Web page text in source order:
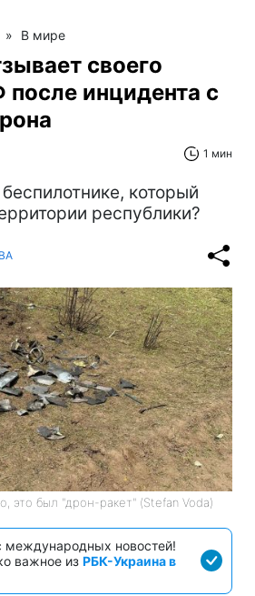
» В мире
своего
после инцидента с
1 мин
который
республики?
это был "дрон-ракет" (Stefan Voda)
международных новостей!
важное из РБК-Украина в